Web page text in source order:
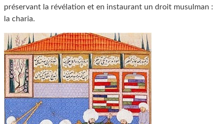
préservant la révélation et en instaurant un droit musulman :
la charia.